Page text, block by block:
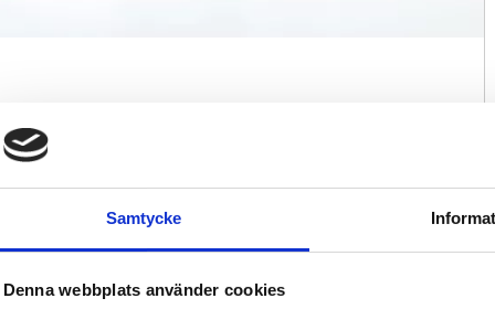
Samtycke
Denna webbplats använder cookies